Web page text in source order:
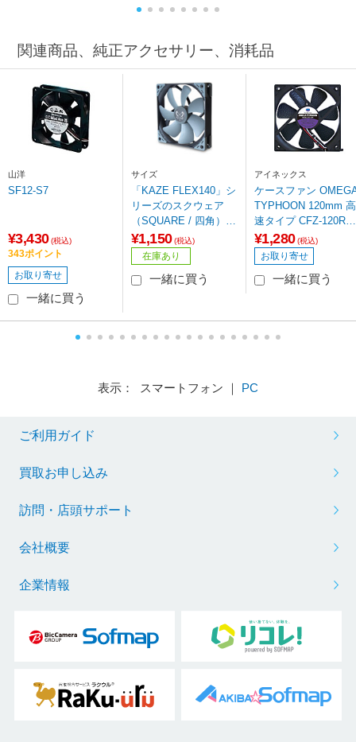
関連商品、純正アクセサリー、消耗品
山洋
SF12-S7
¥3,430 (税込)
343ポイント
お取り寄せ
一緒に買う
サイズ
「KAZE FLEX140」シ
リーズのスクウェア
（SQUARE / 四角）形
状モデル KF1425FD12
S-P 高精度密閉型FDB
ベアリング採用システ
ムファン
¥1,150 (税込)
在庫あり
一緒に買う
アイネックス
ケースファン
TYPHOON 120mm 高
速タイプ CFZ-120RB
[120mm /2000RPM]
¥1,280 (税込)
お取り寄せ
一緒に買う
表示： スマートフォン ｜ PC
ご利用ガイド
買取お申し込み
訪問・店頭サポート
会社概要
企業情報